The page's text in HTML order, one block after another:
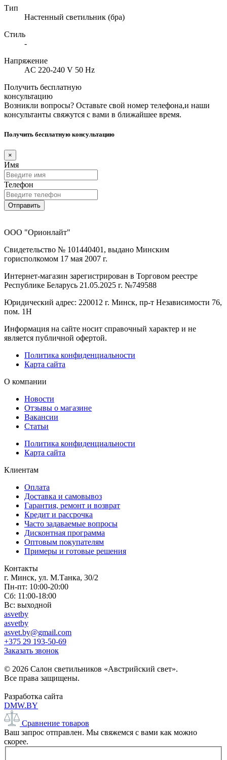
Тип
Настенный светильник (бра)
Стиль
-
Напряжение
AC 220-240 V 50 Hz
Получить бесплатную
консультацию
Возникли вопросы? Оставьте свой номер телефона,и наши
консультанты свяжутся с вами в ближайшее время.
Получить бесплатную консультацию
×
Имя
Телефон
Отправить
ООО "Орионлайт"
Свидетельство № 101440401, выдано Минским
горисполкомом 17 мая 2007 г.
Интернет-магазин зарегистрирован в Торговом реестре
Республике Беларусь 21.05.2025 г. №749588
Юридический адрес: 220012 г. Минск, пр-т Независимости 76,
пом. 1Н
Информация на сайте носит справочный характер и не
является публичной офертой.
Политика конфиденциальности
Карта сайта
О компании
Новости
Отзывы о магазине
Вакансии
Статьи
Политика конфиденциальности
Карта сайта
Клиентам
Оплата
Доставка и самовывоз
Гарантия, ремонт и возврат
Кредит и рассрочка
Часто задаваемые вопросы
Дисконтная программа
Оптовым покупателям
Примеры и готовые решения
Контакты
г. Минск, ул. М.Танка, 30/2
Пн-пт: 10:00-20:00
Сб: 11:00-18:00
Вс: выходной
asvetby
asvetby
asvet.by@gmail.com
+375 29 193-50-69
Заказать звонок
© 2026 Салон светильников «Австрийский свет».
Все права защищены.
Разработка сайта
DMW.BY
Сравнение товаров
Ваш запрос отправлен. Мы свяжемся с вами как можно
скорее.